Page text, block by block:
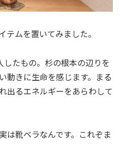
ムを置いてみました。
たもの。杉の根本の辺りを
動きに生命を感じます。まる
出るエネルギーをあらわして
は靴ベラなんです。これぞま